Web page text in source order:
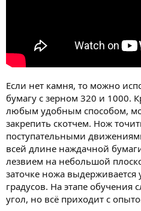
Если нет камня, то можно
бумагу с зерном 320 и 1000.
любым удобным способом,
закрепить скотчем. Нож
поступательными
всей длине наждачной
лезвием на небольшой
заточке ножа выдерживается
градусов. На этапе обучения
угол, но всё приходит с